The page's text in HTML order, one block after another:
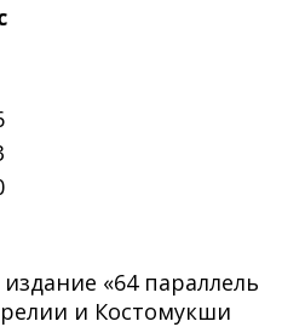
«64 параллель
и Костомукши